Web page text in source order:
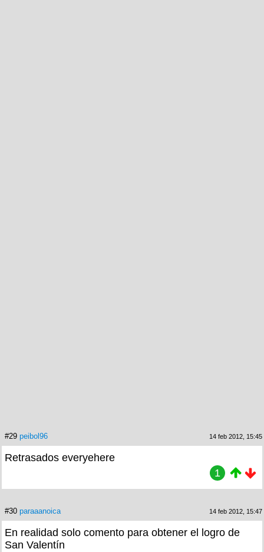
#29 peibol96 14 feb 2012, 15:45
Retrasados everyehere
1
#30 paraaanoica 14 feb 2012, 15:47
En realidad solo comento para obtener el logro de
San Valentín